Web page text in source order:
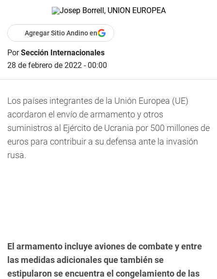
Agregar Sitio Andino en
PorSección Internacionales
28 de febrero de 2022 - 00:00
Los países integrantes de la Unión Europea (UE)
acordaron el envío de armamento y otros
suministros al Ejército de Ucrania por 500 millones de
euros para contribuir a su defensa ante la invasión
rusa.
El armamento incluye aviones de combate y entre
las medidas adicionales que también se
estipularon se encuentra el congelamiento de las